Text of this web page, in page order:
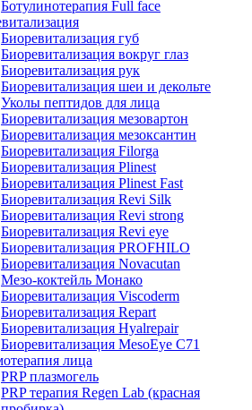
Ботулинотерапия Full face
Биоревитализация губ
Биоревитализация вокруг глаз
Биоревитализация рук
Биоревитализация шеи и декольте
Уколы пептидов для лица
Биоревитализация мезовартон
Биоревитализация мезоксантин
Биоревитализация Filorga
Биоревитализация Plinest
Биоревитализация Plinest Fast
Биоревитализация Revi Silk
Биоревитализация Revi strong
Биоревитализация Revi eye
Биоревитализация PROFHILO
Биоревитализация Novacutan
Мезо-коктейль Монако
Биоревитализация Viscoderm
Биоревитализация Repart
Биоревитализация Hyalrepair
Биоревитализация MesoEye C71
лица
PRP плазмогель
PRP терапия Regen Lab (красная